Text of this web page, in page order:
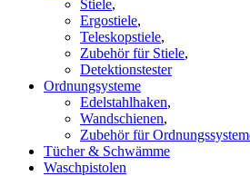
Stiele,
Ergostiele,
Teleskopstiele,
Zubehör für Stiele,
Detektionstester
Ordnungsysteme
Edelstahlhaken,
Wandschienen,
Zubehör für
Tücher & Schwämme
Waschpistolen